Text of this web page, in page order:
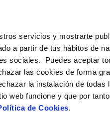
servicios y mostrarte
a partir de tus hábitos de
sociales. Puedes aceptar
las cookies de forma
la instalación de todas
web funcione y que por
de Cookies.